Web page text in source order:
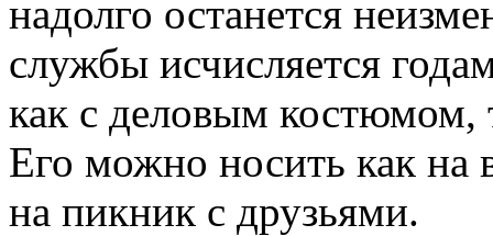
надолго останется
службы исчисляется
как с деловым костюмом,
Его можно носить как на
на пикник с друзьями.